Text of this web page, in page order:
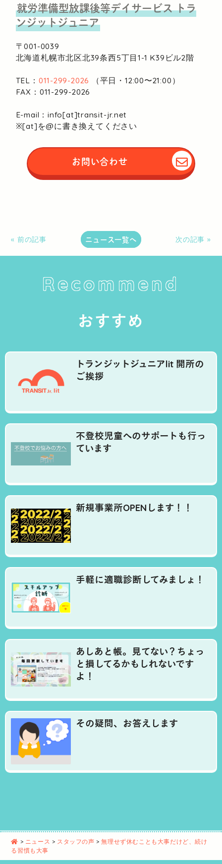
就労準備型放課後等デイサービストラ
ンジットジュニア
〒001-0039
北海道札幌市北区北39条西5丁目1-1 K39ビル2階
TEL： 011-299-2026
（平日・12:00〜21:00）
FAX：011-299-2026
E-mail：info[at]transit-jr.net
※[at]を@に書き換えてください
お問い合わせ
« 前の記事 ニュース一覧へ 次の記事 »
Recommend
おすすめ
トランジットジュニアlit 開所の
ご挨拶
不登校児童へのサポートも行っ
ています
新規事業所OPENします！！
手軽に適職診断してみましょ！
あしあと帳。見てない？ちょっ
と損してるかもしれないです
よ！
その疑問、お答えします
> ニュース > スタッフの声 >無理せず休むことも大事だけど、続け
る習慣も大事